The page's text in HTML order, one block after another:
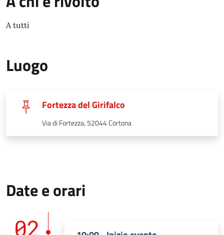
A tutti
Luogo
Fortezza del Girifalco
Via di Fortezza, 52044 Cortona
Date e orari
02